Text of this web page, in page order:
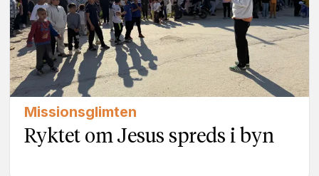
Missionsglimten
Ryktet om Jesus spreds i byn